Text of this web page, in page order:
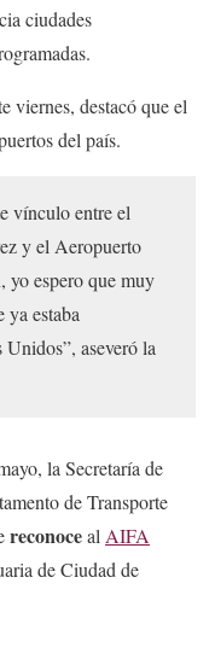
ciudades
viernes, destacó que el
del país.
vínculo entre el
y el Aeropuerto
yo espero que muy
ya estaba
aseveró la
la Secretaría de
de Transporte
reconocealAIFA
de Ciudad de